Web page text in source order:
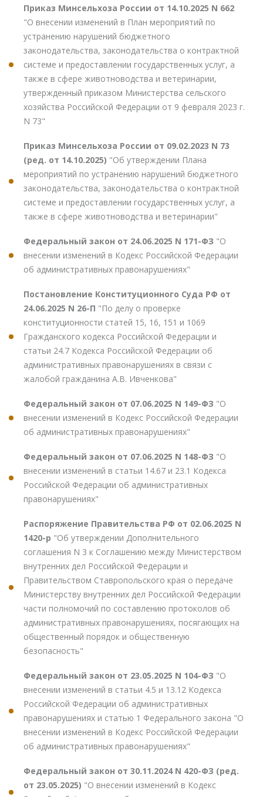
Приказ Минсельхоза России от 14.10.2025 N 662
"О внесении изменений в План мероприятий по
устранению нарушений бюджетного
законодательства, законодательства о контрактной
системе и предоставлении государственных услуг, а
также в сфере животноводства и ветеринарии,
утвержденный приказом Министерства сельского
хозяйства Российской Федерации от 9 февраля 2023 г.
N 73"
Приказ Минсельхоза России от 09.02.2023 N 73
(ред. от 14.10.2025) "Об утверждении Плана
мероприятий по устранению нарушений бюджетного
законодательства, законодательства о контрактной
системе и предоставлении государственных услуг, а
также в сфере животноводства и ветеринарии"
Федеральный закон от 24.06.2025 N 171-ФЗ "О
внесении изменений в Кодекс Российской Федерации
об административных правонарушениях"
Постановление Конституционного Суда РФ от
24.06.2025 N 26-П "По делу о проверке
конституционности статей 15, 16, 151 и 1069
Гражданского кодекса Российской Федерации и
статьи 24.7 Кодекса Российской Федерации об
административных правонарушениях в связи с
жалобой гражданина А.В. Ивченкова"
Федеральный закон от 07.06.2025 N 149-ФЗ "О
внесении изменений в Кодекс Российской Федерации
об административных правонарушениях"
Федеральный закон от 07.06.2025 N 148-ФЗ "О
внесении изменений в статьи 14.67 и 23.1 Кодекса
Российской Федерации об административных
правонарушениях"
Распоряжение Правительства РФ от 02.06.2025 N
1420-р "Об утверждении Дополнительного
соглашения N 3 к Соглашению между Министерством
внутренних дел Российской Федерации и
Правительством Ставропольского края о передаче
Министерству внутренних дел Российской Федерации
части полномочий по составлению протоколов об
административных правонарушениях, посягающих на
общественный порядок и общественную
безопасность"
Федеральный закон от 23.05.2025 N 104-ФЗ "О
внесении изменений в статьи 4.5 и 13.12 Кодекса
Российской Федерации об административных
правонарушениях и статью 1 Федерального закона "О
внесении изменений в Кодекс Российской Федерации
об административных правонарушениях"
Федеральный закон от 30.11.2024 N 420-ФЗ (ред.
от 23.05.2025) "О внесении изменений в Кодекс